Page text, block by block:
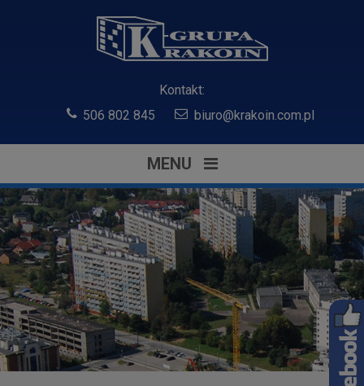
Kontakt:
506 802 845
biuro@krakoin.com.pl
MENU